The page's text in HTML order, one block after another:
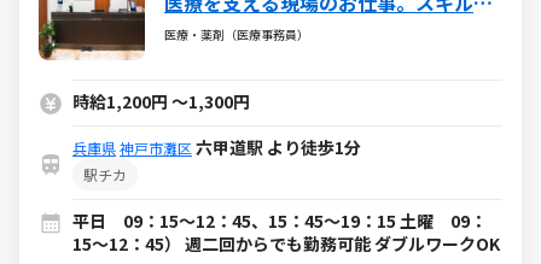
伸ばせる環境です。
医療・薬剤（医療事務員）
時給1,200円 ～1,300円
兵庫県神戸市灘区 六甲道駅 より徒歩1分
駅チカ
平日 09：15～12：45、15：45～19：15 土曜 09：
15～12：45） 週二回からでも勤務可能 ダブルワークOK